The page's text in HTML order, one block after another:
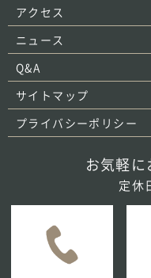
アクセス
ニュース
Q&A
サイトマップ
プライバシーポリシー
お気軽
定休